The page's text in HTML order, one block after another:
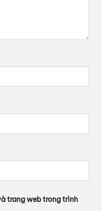
trang web trong trình